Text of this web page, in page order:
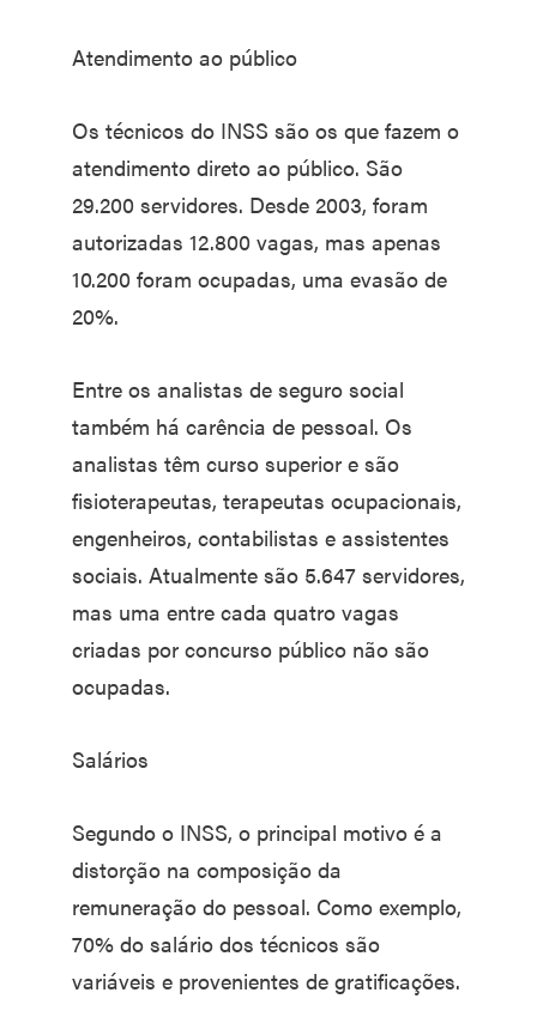
Atendimento ao público
Os técnicos do INSS são os que fazem o
atendimento direto ao público. São
29.200 servidores. Desde 2003, foram
autorizadas 12.800 vagas, mas apenas
10.200 foram ocupadas, uma evasão de
20%.
Entre os analistas de seguro social
também há carência de pessoal. Os
analistas têm curso superior e são
fisioterapeutas, terapeutas ocupacionais,
engenheiros, contabilistas e assistentes
sociais. Atualmente são 5.647 servidores,
mas uma entre cada quatro vagas
criadas por concurso público não são
ocupadas.
Salários
Segundo o INSS, o principal motivo é a
distorção na composição da
remuneração do pessoal. Como exemplo,
70% do salário dos técnicos são
variáveis e provenientes de gratificações.